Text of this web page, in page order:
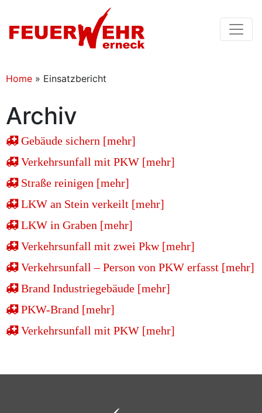
Home » Einsatzbericht
Archiv
Gebäude sichern [mehr]
Verkehrsunfall mit PKW [mehr]
Straße reinigen [mehr]
LKW an Stein verkeilt [mehr]
LKW in Graben [mehr]
Verkehrsunfall mit zwei Pkw [mehr]
Verkehrsunfall – Person von PKW erfasst [mehr]
Brand Industriegebäude [mehr]
PKW-Brand [mehr]
Verkehrsunfall mit PKW [mehr]